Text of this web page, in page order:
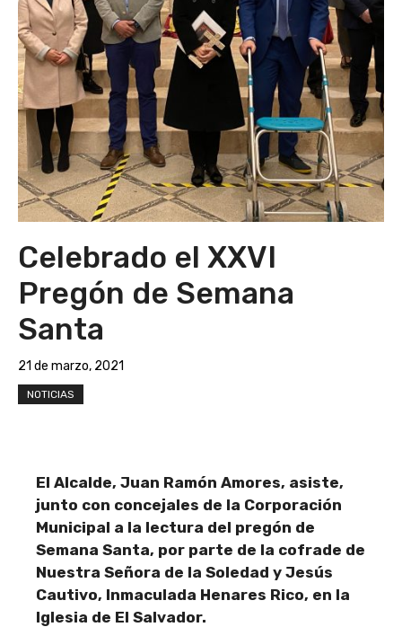
Celebrado el XXVI
Pregón de Semana
Santa
21 de marzo, 2021
NOTICIAS
El Alcalde, Juan Ramón Amores, asiste,
junto con concejales de la Corporación
Municipal a la lectura del pregón de
Semana Santa, por parte de la cofrade de
Nuestra Señora de la Soledad y Jesús
Cautivo, Inmaculada Henares Rico, en la
Iglesia de El Salvador.